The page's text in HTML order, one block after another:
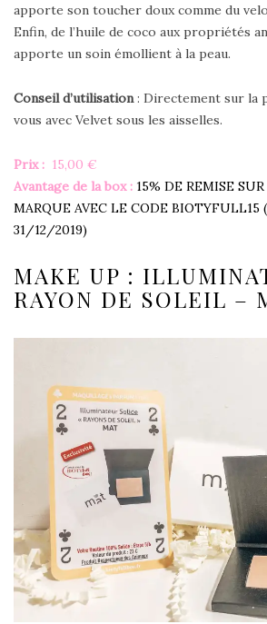
apporte son toucher doux comme du
Enfin, de l’huile de coco aux propriétés
apporte un soin émollient à la peau.
Conseil d’utilisation: Directement sur la
vous avec Velvet sous les aisselles.
Prix : 15,00 €
Avantage de la box : 15% DE REMISE
MARQUE AVEC LE CODE BIOTYFULL15
31/12/2019)
MAKE UP :
RAYON DE SOLEIL –